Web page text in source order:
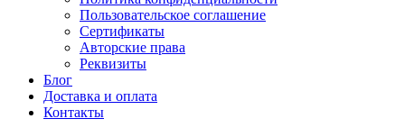
Пользовательское соглашение
Сертификаты
Авторские права
Реквизиты
Блог
Доставка и оплата
Контакты